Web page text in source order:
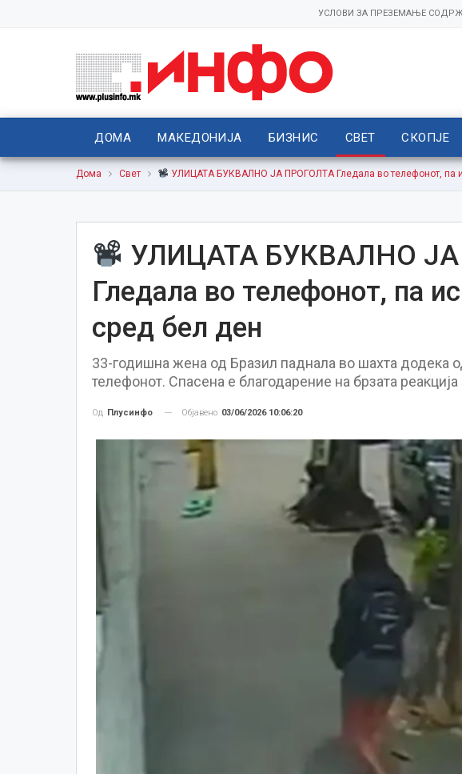
УСЛОВИ ЗА ПРЕЗЕМАЊЕ
ДОМА МАКЕДОНИЈА БИЗНИС СВЕТ СКОПЈЕ
Дома Свет УЛИЦАТА БУКВАЛНО ЈА ПРОГОЛТА Гледала во телефонот, па
УЛИЦАТА БУКВАЛНО
Гледала во телефонот, па
сред бел ден
33-годишна жена од Бразил паднала во шахта додека
телефонот. Спасена е благодарение на брзата
Од Плусинфо Објавено 03/06/2026 10:06:20